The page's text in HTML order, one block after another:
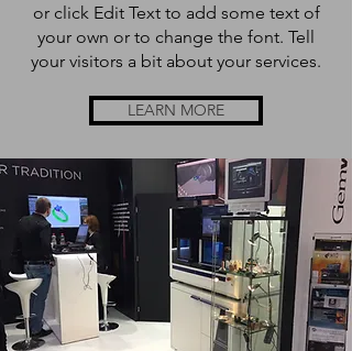
or click Edit Text to add some text of
your own or to change the font. Tell
your visitors a bit about your services.
LEARN MORE